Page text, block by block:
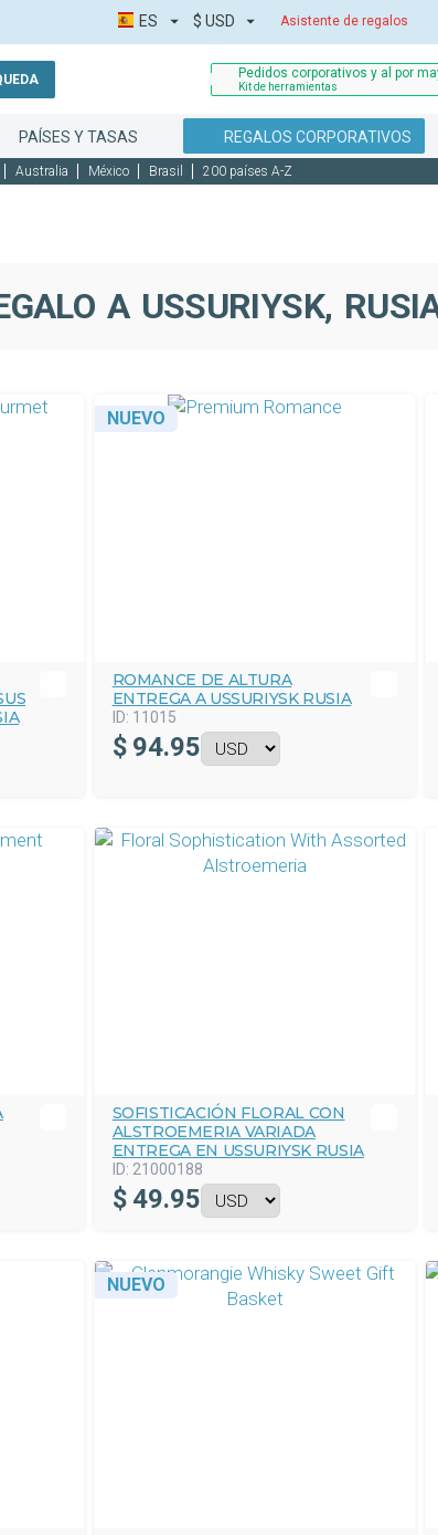
Asistente de regalos
ES $ USD
Pedidos corporativos y al por
Kit de herramientas
PAÍSES Y TASAS REGALOS CORPORATIVOS
Australia México Brasil 200 países A-Z
A USSURIYSK,
NUEVO
ROMANCE DE ALTURA
ENTREGA A USSURIYSK RUSIA
ID: 11015
$ 94.95
SOFISTICACIÓN FLORAL CON
ALSTROEMERIA VARIADA
ENTREGA EN USSURIYSK RUSIA
ID: 21000188
$ 49.95
NUEVO